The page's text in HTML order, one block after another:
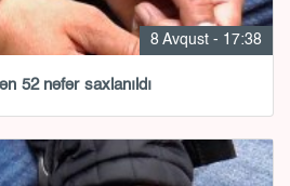
8 Avqust - 17:38
52 nəfər saxlanıldı